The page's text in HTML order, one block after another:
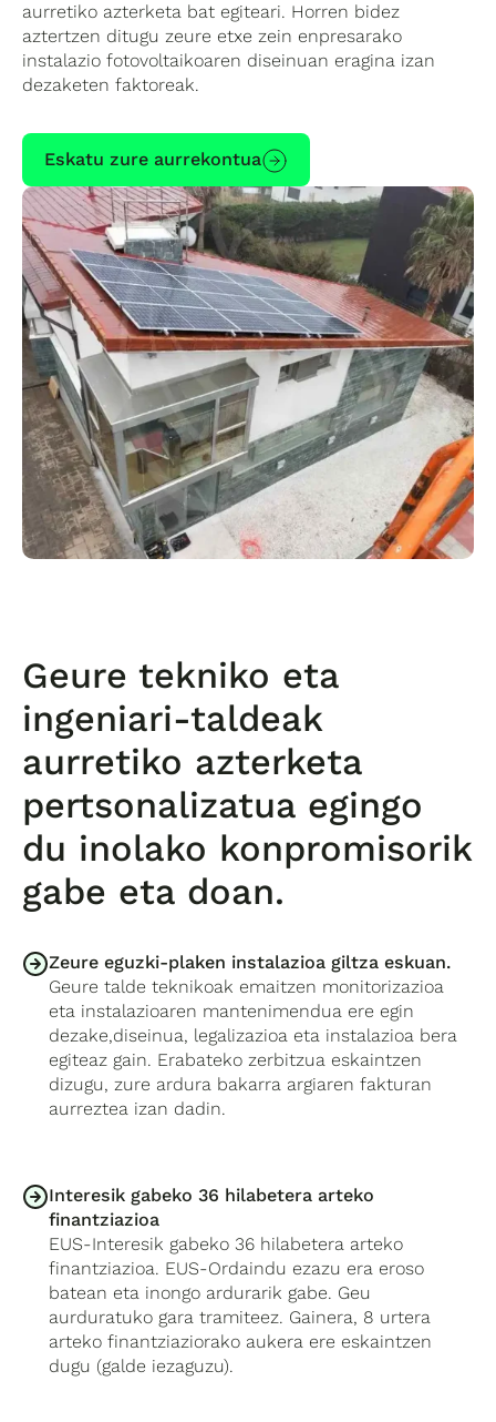
aurretiko azterketa bat egiteari. Horren bidez
aztertzen ditugu zeure etxe zein enpresarako
instalazio fotovoltaikoaren diseinuan eragina izan
dezaketen faktoreak.
Eskatu zure aurrekontua
Geure tekniko eta
ingeniari-taldeak
aurretiko azterketa
pertsonalizatua egingo
du inolako konpromisorik
gabe eta doan.
Zeure eguzki-plaken instalazioa giltza eskuan.
Geure talde teknikoak emaitzen monitorizazioa
eta instalazioaren mantenimendua ere egin
dezake,diseinua, legalizazioa eta instalazioa bera
egiteaz gain. Erabateko zerbitzua eskaintzen
dizugu, zure ardura bakarra argiaren fakturan
aurreztea izan dadin.
Interesik gabeko 36 hilabetera arteko
finantziazioa
EUS-Interesik gabeko 36 hilabetera arteko
finantziazioa. EUS-Ordaindu ezazu era eroso
batean eta inongo ardurarik gabe. Geu
aurduratuko gara tramiteez. Gainera, 8 urtera
arteko finantziaziorako aukera ere eskaintzen
dugu (galde iezaguzu).